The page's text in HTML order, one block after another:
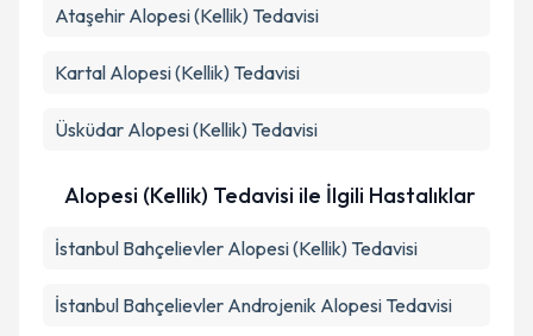
Ataşehir Alopesi (Kellik) Tedavisi
Kartal Alopesi (Kellik) Tedavisi
Üsküdar Alopesi (Kellik) Tedavisi
Alopesi (Kellik) Tedavisi ile İlgili Hastalıklar
İstanbul Bahçelievler Alopesi (Kellik) Tedavisi
İstanbul Bahçelievler Androjenik Alopesi Tedavisi